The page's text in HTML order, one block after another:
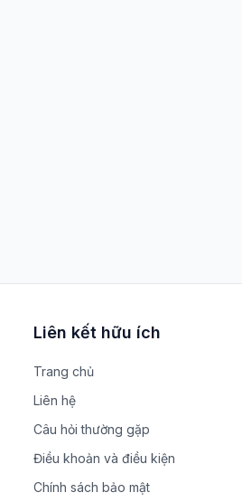
Liên kết hữu ích
Trang chủ
Liên hệ
Câu hỏi thường gặp
Điều khoản và điều kiện
Chính sách bảo mật